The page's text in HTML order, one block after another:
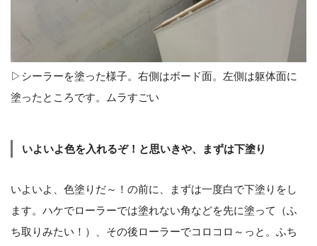
▷シーラーを塗った様子。右側はボード面。左側は躯体面に
塗ったところです。ムラすごい
いよいよ色を入れるぞ！と思いきや、まずは下塗り
いよいよ、色塗りだ～！の前に、まずは一度白で下塗りをし
ます。ハケでローラーでは塗れない角などを先に塗って（ふ
ち取りみたい！）、その後ローラーでコロコロ～っと。ふち